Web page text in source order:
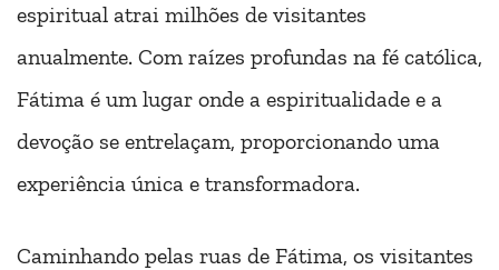
espiritual atrai milhões de visitantes
anualmente. Com raízes profundas na fé católica,
Fátima é um lugar onde a espiritualidade e a
devoção se entrelaçam, proporcionando uma
experiência única e transformadora.
Caminhando pelas ruas de Fátima, os visitantes